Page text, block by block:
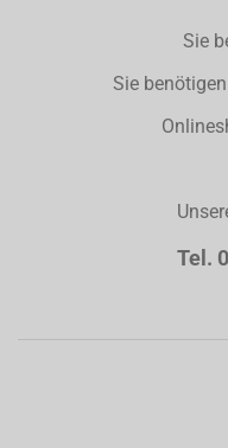
Sie
Sie
Tel.